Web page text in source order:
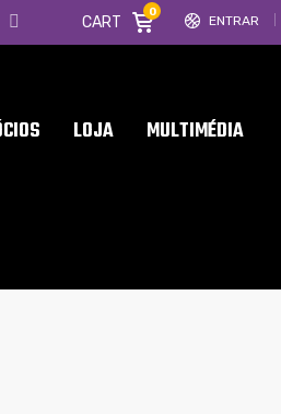
ENTRAR
CART
0
LOJA MULTIMÉDIA